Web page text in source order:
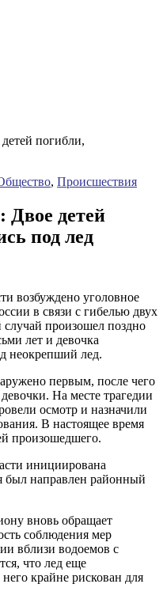
погибли,
, Происшествия
Двое детей
под лед
возбуждено уголовное
в связи с гибелью двух
произошел поздно
лет и девочка
неокрепший лед.
первым, после чего
На месте трагедии
осмотр и назначили
В настоящее время
произошедшего.
инициирована
был направлен районный
вновь обращает
соблюдения мер
вблизи водоемов с
что лед еще
крайне рискован для